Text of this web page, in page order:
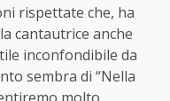
rispettate che, ha
cantautrice anche
inconfondibile da
sembra di “Nella